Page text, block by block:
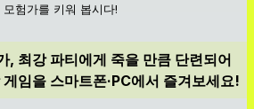
험가를 키워 봅시다!
, 최강 파티에게 죽을 만큼 단련되어
임을 스마트폰·PC에서 즐겨보세요!